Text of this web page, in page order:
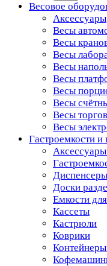
Весовое
Аксессуары
Весы
Весы
Весы
Весы
Весы
Весы
Весы
Весы
Весы
Гастроемкости и
Доски
Емкости
Кассеты
Кастрюли
Коврики